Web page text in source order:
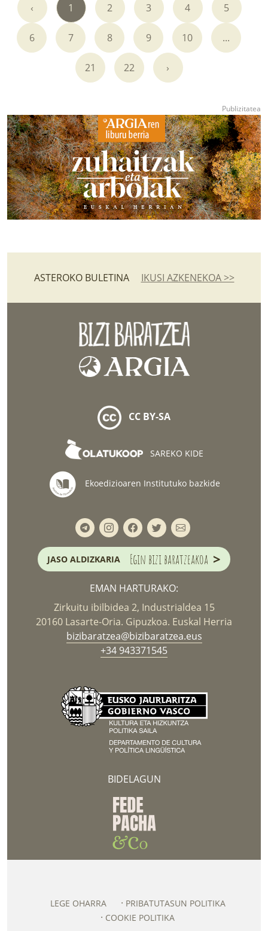
‹ 1 2 3 4 5
6 7 8 9 10 ...
21 22 ›
ASTEROKO BULETINA IKUSI AZKENEKOA >>
CC BY-SA
SAREKO KIDE
Ekoedizioaren Institutuko bazkide
JASO ALDIZKARIA Egin bizi baratzeakoa >
EMAN HARTURAKO:
Zirkuitu ibilbidea 2, Industrialdea 15
20160 Lasarte-Oria. Gipuzkoa. Euskal Herria
bizibaratzea@bizibaratzea.eus
+34 943371545
BIDELAGUN
LEGE OHARRA
PRIBATUTASUN POLITIKA
COOKIE POLITIKA